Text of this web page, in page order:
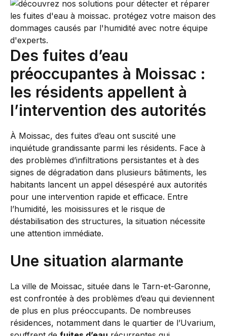
Des fuites d’eau
préoccupantes à Moissac :
les résidents appellent à
l’intervention des autorités
À Moissac, des fuites d’eau ont suscité une
inquiétude grandissante parmi les résidents. Face à
des problèmes d’infiltrations persistantes et à des
signes de dégradation dans plusieurs bâtiments, les
habitants lancent un appel désespéré aux autorités
pour une intervention rapide et efficace. Entre
l’humidité, les moisissures et le risque de
déstabilisation des structures, la situation nécessite
une attention immédiate.
Une situation alarmante
La ville de Moissac, située dans le Tarn-et-Garonne,
est confrontée à des problèmes d’eau qui deviennent
de plus en plus préoccupants. De nombreuses
résidences, notamment dans le quartier de l’Uvarium,